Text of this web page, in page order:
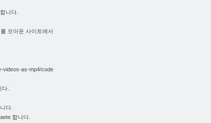
니다.
모아둔 사이트에서
videos-as-mp4/code
.
다.
합니다.